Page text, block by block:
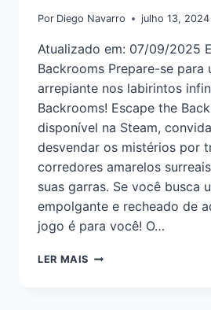
Por Diego Navarro julho 13, 2024
Atualizado em: 07/09/2025
Backrooms Prepare-se para
arrepiante nos labirintos
Backrooms! Escape the
disponível na Steam,
desvendar os mistérios por
corredores amarelos
suas garras. Se você busca
empolgante e recheado de
jogo é para você! O…
LER MAIS